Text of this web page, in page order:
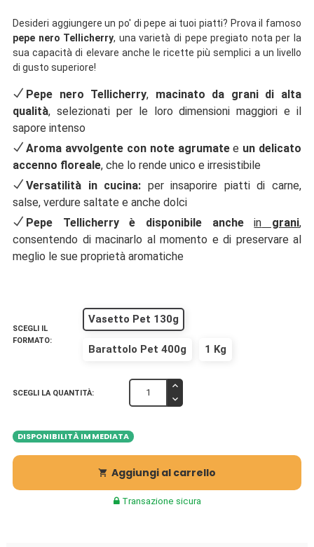
Desideri aggiungere un po' di pepe ai tuoi piatti? Prova il famoso
pepe nero Tellicherry, una varietà di pepe pregiato nota per la
sua capacità di elevare anche le ricette più semplici a un livello
di gusto superiore!
Pepe nero Tellicherry, macinato da grani di alta
qualità, selezionati per le loro dimensioni maggiori e il
sapore intenso
Aroma avvolgente con note agrumatee un delicato
accenno floreale, che lo rende unico e irresistibile
Versatilità in cucina: per insaporire piatti di carne,
salse, verdure saltate e anche dolci
Pepe Tellicherry è disponibile anchein grani,
consentendo di macinarlo al momento e di preservare al
meglio le sue proprietà aromatiche
SCEGLI IL
FORMATO:
Vasetto Pet 130g
Barattolo Pet 400g 1 Kg
SCEGLI LA QUANTITÀ:
DISPONIBILITÀ IMMEDIATA
 Aggiungi al carrello
Transazione sicura